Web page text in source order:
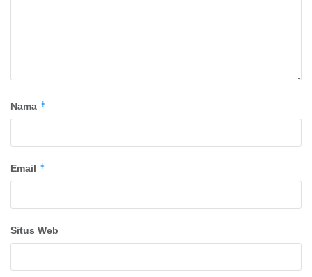
Nama *
Email *
Situs Web